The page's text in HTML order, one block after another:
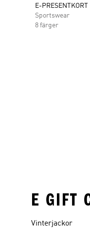
E-PRESENTKORT
Sportswear
8 färger
E GIFT
Vinterjackor